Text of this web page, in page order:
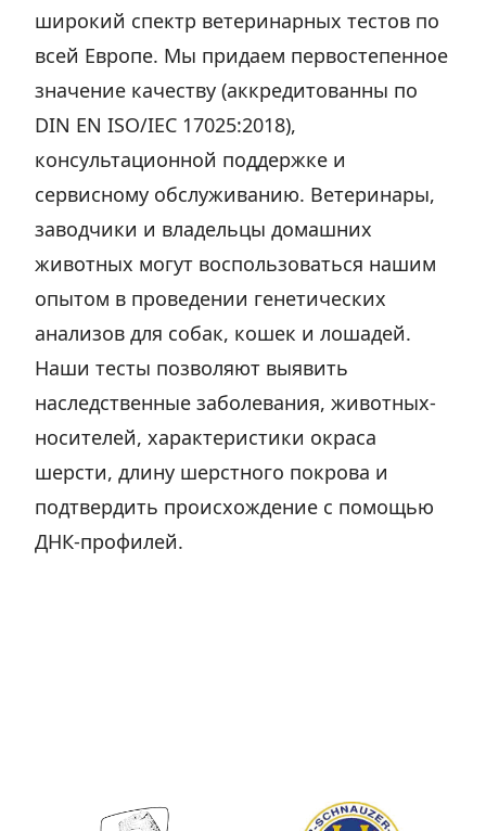
широкий спектр ветеринарных тестов по
всей Европе. Мы придаем первостепенное
значение качеству (аккредитованны по
DIN EN ISO/IEC 17025:2018),
консультационной поддержке и
сервисному обслуживанию. Ветеринары,
заводчики и владельцы домашних
животных могут воспользоваться нашим
опытом в проведении генетических
анализов для собак, кошек и лошадей.
Наши тесты позволяют выявить
наследственные заболевания, животных-
носителей, характеристики окраса
шерсти, длину шерстного покрова и
подтвердить происхождение с помощью
ДНК-профилей.